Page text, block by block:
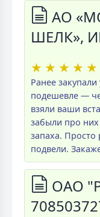
АО
ШЕЛК»,
★ ★ ★ ★ ★
Ранее
подешевле —
взяли ваши
забыли про
запаха. Просто
подвели.
ОАО